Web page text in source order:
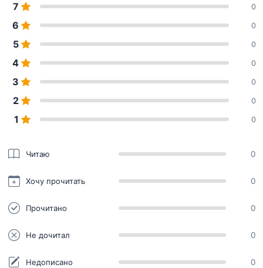
7 0
6 0
5 0
4 0
3 0
2 0
1 0
Читаю 0
Хочу прочитать 0
Прочитано 0
Не дочитал 0
Недописано 0